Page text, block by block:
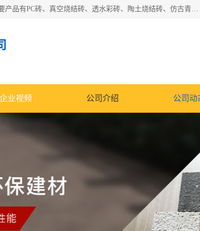
集科研、开发、生产于一体，是专业的烧结砖、陶土砖厂家，主要产品有PC砖、真空烧结砖、透水彩砖、陶土烧结砖、仿古青砖、植草砖等系列产品。
企业视频 公司介绍 公司动